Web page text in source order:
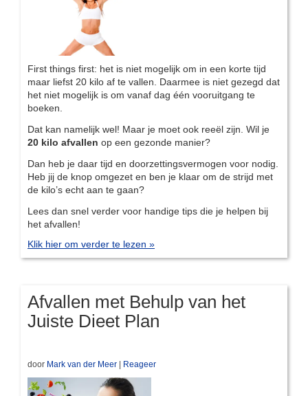
First things first: het is niet mogelijk om in een korte tijd
maar liefst 20 kilo af te vallen. Daarmee is niet gezegd dat
het niet mogelijk is om vanaf dag één vooruitgang te
boeken.
Dat kan namelijk wel! Maar je moet ook reeël zijn. Wil je
20 kilo afvallen op een gezonde manier?
Dan heb je daar tijd en doorzettingsvermogen voor nodig.
Heb jij de knop omgezet en ben je klaar om de strijd met
de kilo’s echt aan te gaan?
Lees dan snel verder voor handige tips die je helpen bij
het afvallen!
Klik hier om verder te lezen »
Afvallen met Behulp van het
Juiste Dieet Plan
door Mark van der Meer | Reageer